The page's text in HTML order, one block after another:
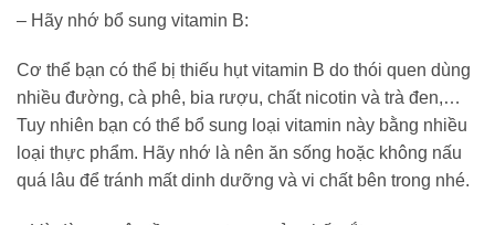
– Hãy nhớ bổ sung vitamin B:
Cơ thể bạn có thể bị thiếu hụt vitamin B do thói quen dùng
nhiều đường, cà phê, bia rượu, chất nicotin và trà đen,…
Tuy nhiên bạn có thể bổ sung loại vitamin này bằng nhiều
loại thực phẩm. Hãy nhớ là nên ăn sống hoặc không nấu
quá lâu để tránh mất dinh dưỡng và vi chất bên trong nhé.